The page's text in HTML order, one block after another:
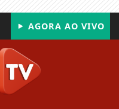
AGORA AO VIVO